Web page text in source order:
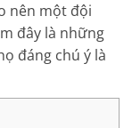
nên một đội
đây là những
đáng chú ý là